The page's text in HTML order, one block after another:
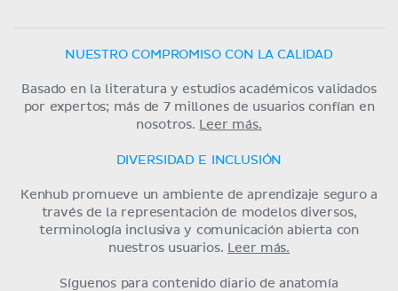
NUESTRO COMPROMISO CON LA CALIDAD
Basado en la literatura y estudios académicos validados
por expertos; más de 7 millones de usuarios confían en
nosotros.
Leer más.
DIVERSIDAD E INCLUSIÓN
Kenhub promueve un ambiente de aprendizaje seguro a
través de la representación de modelos diversos,
terminología inclusiva y comunicación abierta con
nuestros usuarios.
Leer más.
Síguenos para contenido diario de anatomía